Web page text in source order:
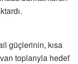
güçlerinin, kısa
toplarıyla hedef